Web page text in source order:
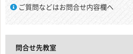
ご質問などはお問合せ内容欄へ
問合せ先教室